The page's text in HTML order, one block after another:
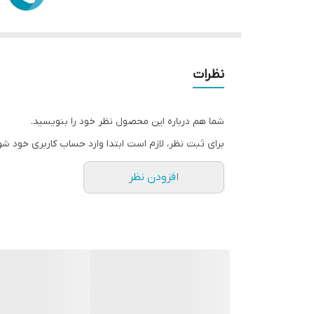
نظرات
شما هم درباره این محصول نظر خود را بنویسید.
برای ثبت نظر، لازم است ابتدا وارد حساب کاربری خود
افزودن نظر